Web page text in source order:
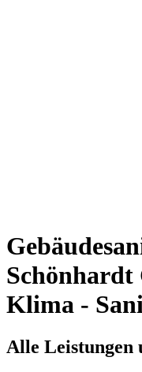
Schönhardt
Klima -
Alle Leistungen